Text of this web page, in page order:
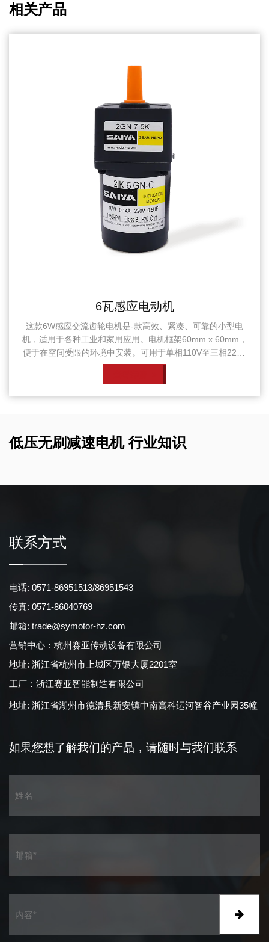
相关产品
、可靠的小型电
60mm x 60mm，
110V至三相220V
6W有刷直流齿轮电机设计高效、通用，
紧凑的框架尺寸为60mm x 60mm，可无
电机在12-90V的电压范围内运行，使
源。 在空载条件下，电机的转速为
低压无刷减速电机 行业知识
联系方式
电话: 0571-86951513/86951543
传真: 0571-86040769
邮箱: trade@symotor-hz.com
营销中心：杭州赛亚传动设备有限公司
地址: 浙江省杭州市上城区万银大厦2201室
工厂：浙江赛亚智能制造有限公司
地址: 浙江省湖州市德清县新安镇中南高科运河智谷产业园35幢
如果您想了解我们的产品， 请随时与我们联系